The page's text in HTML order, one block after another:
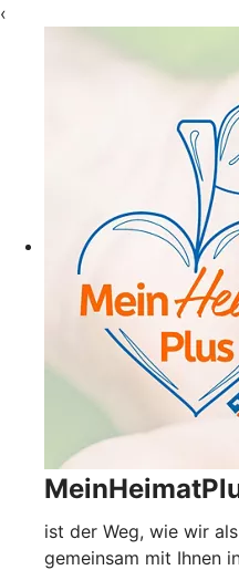
‹
ist der Weg, wie wir
gemeinsam mit Ihnen